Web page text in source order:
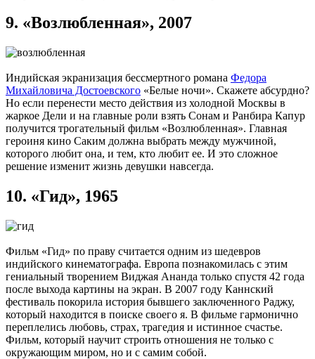
9. «Возлюбленная», 2007
Индийская экранизация бессмертного романа Федора
Михайловича Достоевского «Белые ночи». Скажете абсурдно?
Но если перенести место действия из холодной Москвы в
жаркое Дели и на главные роли взять Сонам и Ранбира Капур
получится трогательный фильм «Возлюбленная». Главная
героиня кино Саким должна выбрать между мужчиной,
которого любит она, и тем, кто любит ее. И это сложное
решение изменит жизнь девушки навсегда.
10. «Гид», 1965
Фильм «Гид» по праву считается одним из шедевров
индийского кинематографа. Европа познакомилась с этим
гениальный творением Виджая Ананда только спустя 42 года
после выхода картины на экран. В 2007 году Каннский
фестиваль покорила история бывшего заключенного Раджу,
который находится в поиске своего я. В фильме гармонично
переплелись любовь, страх, трагедия и истинное счастье.
Фильм, который научит строить отношения не только с
окружающим миром, но и с самим собой.